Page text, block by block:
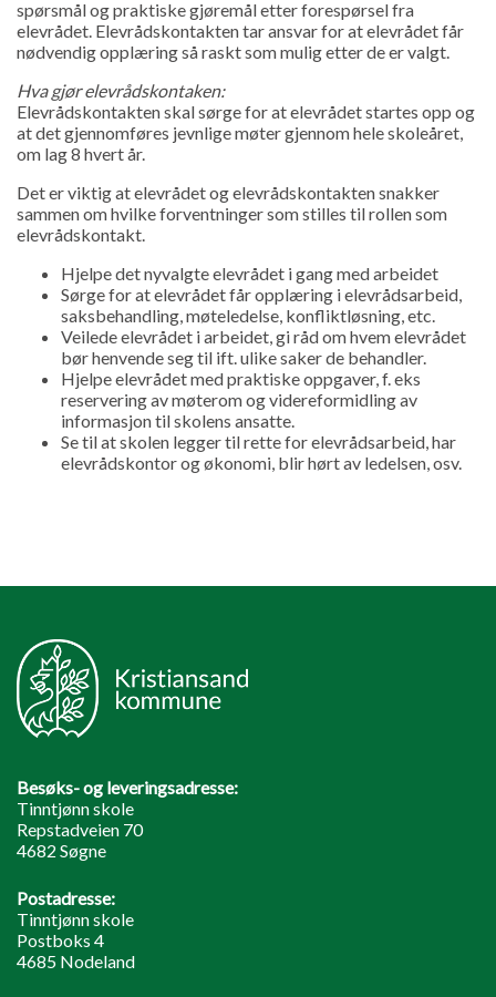
spørsmål og praktiske gjøremål etter forespørsel fra
elevrådet. Elevrådskontakten tar ansvar for at elevrådet får
nødvendig opplæring så raskt som mulig etter de er valgt.
Hva gjør elevrådskontaken:
Elevrådskontakten skal sørge for at elevrådet startes opp og
at det gjennomføres jevnlige møter gjennom hele skoleåret,
om lag 8 hvert år.
Det er viktig at elevrådet og elevrådskontakten snakker
sammen om hvilke forventninger som stilles til rollen som
elevrådskontakt.
Hjelpe det nyvalgte elevrådet i gang med arbeidet
Sørge for at elevrådet får opplæring i elevrådsarbeid,
saksbehandling, møteledelse, konfliktløsning, etc.
Veilede elevrådet i arbeidet, gi råd om hvem elevrådet
bør henvende seg til ift. ulike saker de behandler.
Hjelpe elevrådet med praktiske oppgaver, f. eks
reservering av møterom og videreformidling av
informasjon til skolens ansatte.
Se til at skolen legger til rette for elevrådsarbeid, har
elevrådskontor og økonomi, blir hørt av ledelsen, osv.
Besøks- og leveringsadresse:
Tinntjønn skole
Repstadveien 70
4682 Søgne
Postadresse:
Tinntjønn skole
Postboks 4
4685 Nodeland